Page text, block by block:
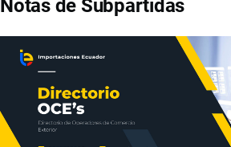
Notas de Subpartidas